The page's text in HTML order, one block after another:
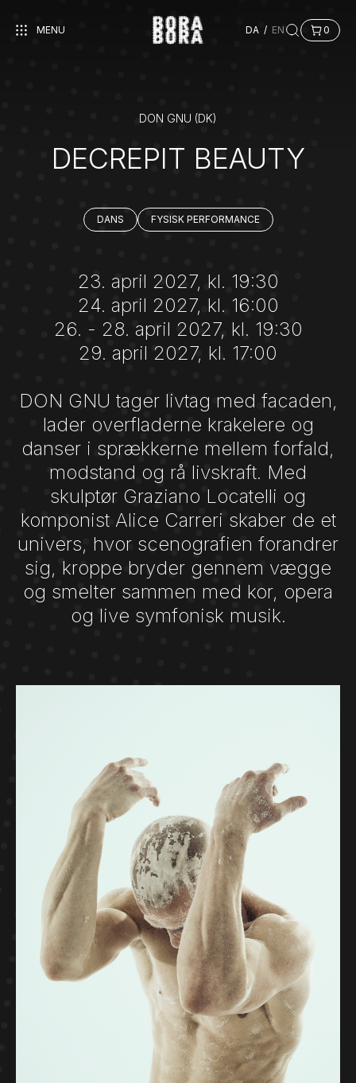
MENU DA / EN 0
DON GNU (DK)
DECREPIT BEAUTY
DANS FYSISK PERFORMANCE
23. april 2027, kl. 19:30
24. april 2027, kl. 16:00
26. - 28. april 2027, kl. 19:30
29. april 2027, kl. 17:00
DON GNU tager livtag med facaden,
lader overfladerne krakelere og
danser i sprækkerne mellem forfald,
modstand og rå livskraft. Med
skulptør Graziano Locatelli og
komponist Alice Carreri skaber de et
univers, hvor scenografien forandrer
sig, kroppe bryder gennem vægge
og smelter sammen med kor, opera
og live symfonisk musik.